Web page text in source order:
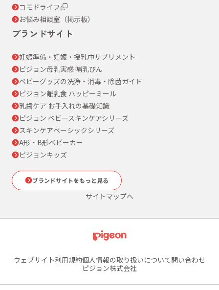
コモドライフ
お悩み相談室（掲示板）
ブランドサイト
妊娠準備・妊娠・授乳中サプリメント
ピジョン母乳実感 哺乳びん
ベビーグッズの洗浄・消毒・除菌ガイド
ピジョン離乳食 ハッピーミール
乳歯ケア お手入れの基礎知識
ピジョン ベビースキンケアシリーズ
スキンケアベーシックシリーズ
A形・B形ベビーカー
ピジョンキッズ
ブランドサイトをもっと見る
サイトマップへ
ウェブサイト利用規約個人情報の取り扱いについて問い合わせ
ピジョン株式会社